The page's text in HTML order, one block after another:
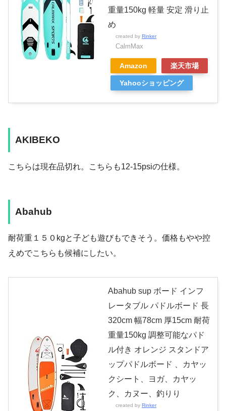
重量150kg 軽量 安定 滑り止
め
created by Rinker
CalmMax
Amazon 楽天市場
Yahooショッピング
AKIBEKO
こちらは現在品切れ。こちらも12-15psiの仕様。
Abahub
耐荷重１５０kgと子ども遊びもできそう。価格もやや控
えめでこちらも候補にしたい。
Abahub sup ボード インフ
レータブル パドルボード 長
320cm 幅78cm 厚15cm 耐荷
重量150kg 調整可能なパド
ル付き オレンジ スタンドア
ップパドルボード 、カヤッ
クシート、ヨガ、カヤッ
ク、カヌー、釣りり
created by Rinker